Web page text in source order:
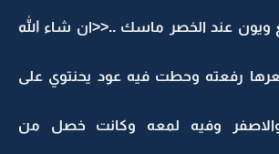
ويون عند الخصر ماسك ..<<ان شاء الله
رفعته وحطت فيه عود يحنتوي على
والاصفر وفيه لمعه وكانت خصل من